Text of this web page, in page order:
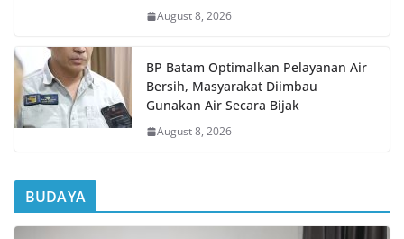
August 8, 2026
BP Batam Optimalkan Pelayanan Air
Bersih, Masyarakat Diimbau
Gunakan Air Secara Bijak
August 8, 2026
BUDAYA